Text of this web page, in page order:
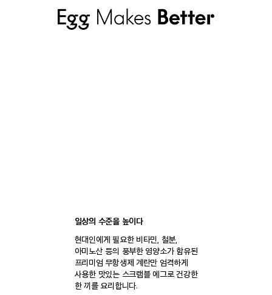
일상의 수준을 높이다
현대인에게 필요한 비타민, 철분,
아미노산 등의 풍부한 영양소가 함유된
프리미엄 무항생제 계란만 엄격하게
사용한 맛있는 스크램블 에그로 건강한
한 끼를 요리합니다.